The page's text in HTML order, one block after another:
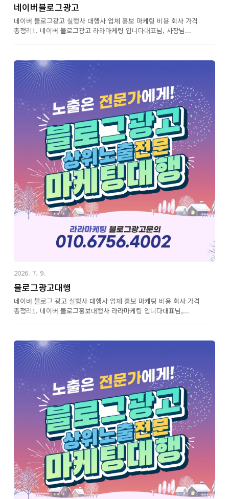
네이버블로그광고
네이버 블로그광고 실행사 대행사 업체 홍보 마케팅 비용 회사 가격
총정리1. 네이버 블로그광고 라라마케팅 입니다대표님, 사장님...
2026. 7. 9.
블로그광고대행
네이버 블로그 광고 실행사 대행사 업체 홍보 마케팅 비용 회사 가격
총정리1. 네이버 블로그홍보대행사 라라마케팅 입니다대표님,...